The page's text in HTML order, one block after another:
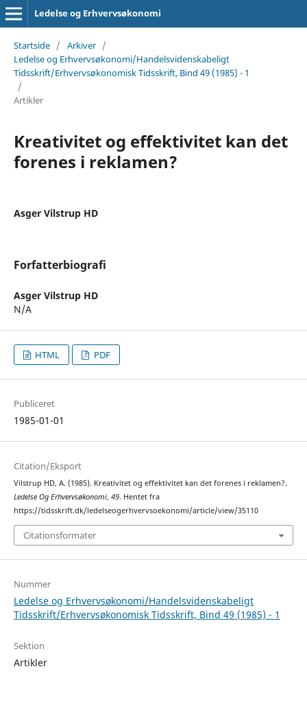
Ledelse og Erhvervsøkonomi
Startside / Arkiver /
Ledelse og Erhvervsøkonomi/Handelsvidenskabeligt
Tidsskrift/Erhvervsøkonomisk Tidsskrift, Bind 49 (1985) - 1
/
Artikler
Kreativitet og effektivitet kan det
forenes i reklamen?
Asger Vilstrup HD
Forfatterbiografi
Asger Vilstrup HD
N/A
HTML PDF
Publiceret
1985-01-01
Citation/Eksport
Vilstrup HD, A. (1985). Kreativitet og effektivitet kan det forenes i reklamen?.
Ledelse Og Erhvervsøkonomi, 49. Hentet fra
https://tidsskrift.dk/ledelseogerhvervsoekonomi/article/view/35110
Citationsformater
Nummer
Ledelse og Erhvervsøkonomi/Handelsvidenskabeligt
Tidsskrift/Erhvervsøkonomisk Tidsskrift, Bind 49 (1985) - 1
Sektion
Artikler